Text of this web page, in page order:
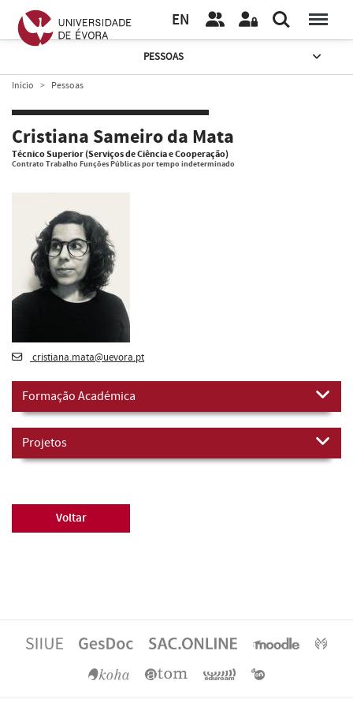
EN
PESSOAS
Início Pessoas
Cristiana Sameiro da Mata
Técnico Superior (Serviços de Ciência e Cooperação)
Contrato Trabalho Funções Públicas por tempo indeterminado
cristiana.mata@uevora.pt
Formação Académica
Projetos
Voltar